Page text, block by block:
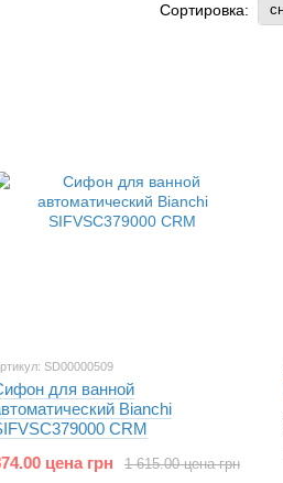
Сортировка:
SD00000509
для ванной
Bianchi
CRM
1 615.00 цена грн
цена грн